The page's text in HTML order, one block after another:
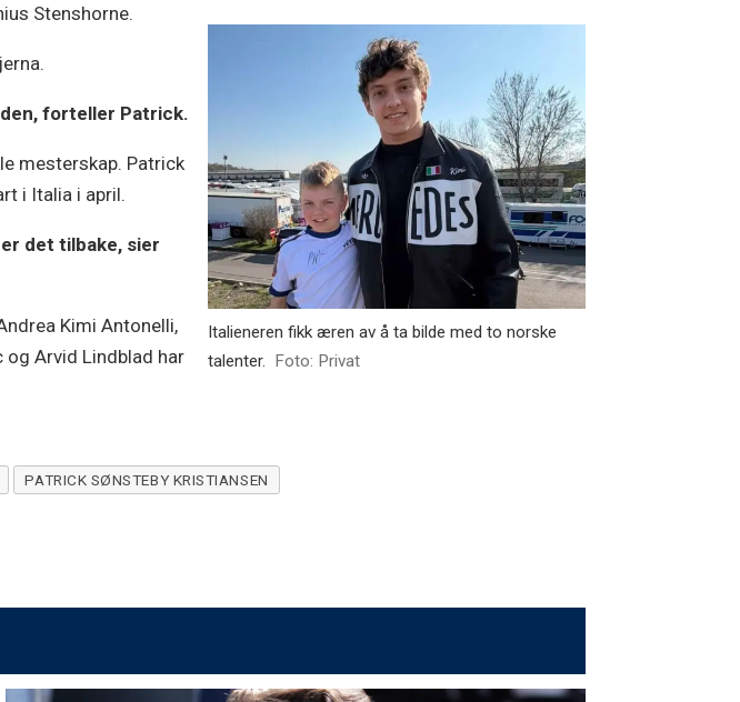
Italieneren fikk æren av å ta bilde med to norske
talenter.
Foto: Privat
Stenshorne.
forteller Patrick.
mesterskap. Patrick
i Italia i april.
det tilbake, sier
Kimi Antonelli,
og Arvid Lindblad har
PATRICK SØNSTEBY KRISTIANSEN